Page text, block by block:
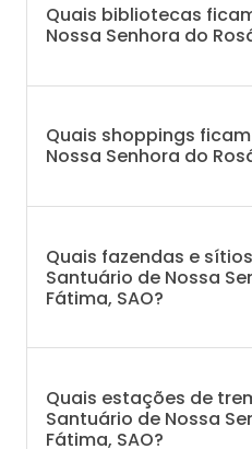
Quais bibliotecas
Nossa Senhora do
Quais shoppings
Nossa Senhora do
Quais fazendas e
Santuário de Nossa
Fátima, SAO?
Quais estações de
Santuário de Nossa
Fátima, SAO?